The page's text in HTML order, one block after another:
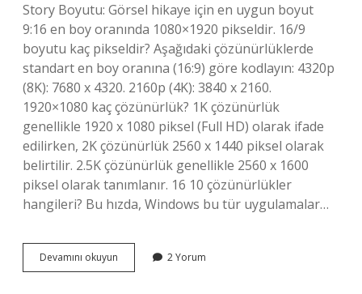
Story Boyutu: Görsel hikaye için en uygun boyut
9:16 en boy oranında 1080×1920 pikseldir. 16/9
boyutu kaç pikseldir? Aşağıdaki çözünürlüklerde
standart en boy oranına (16:9) göre kodlayın: 4320p
(8K): 7680 x 4320. 2160p (4K): 3840 x 2160.
1920×1080 kaç çözünürlük? 1K çözünürlük
genellikle 1920 x 1080 piksel (Full HD) olarak ifade
edilirken, 2K çözünürlük 2560 x 1440 piksel olarak
belirtilir. 2.5K çözünürlük genellikle 2560 x 1600
piksel olarak tanımlanır. 16 10 çözünürlükler
hangileri? Bu hızda, Windows bu tür uygulamalar…
Devamını okuyun
16
2 Yorum